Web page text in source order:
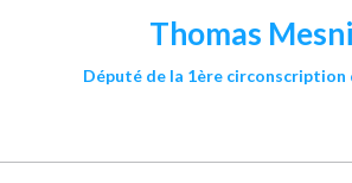
Thomas
Député de la 1ère circonscription